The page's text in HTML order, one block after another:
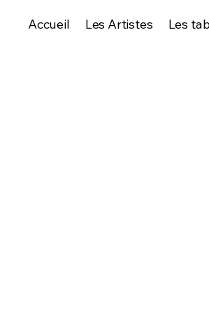
Accueil Les Artistes Les